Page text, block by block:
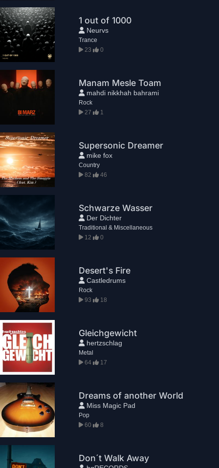
1 out of 1000
Neurvs
Trance
23
0
Manam Mesle Toam
mahdi nikkhah bahrami
Rock
27
1
Supersonic Dreamer
mike fox
Country
82
46
Schwarze Wasser
Der Dichter
Traditional & Miscellaneous
12
0
Desert's Fire
Castledrums
Rock
93
18
Gleichgewicht
hertzschlag
Metal
64
17
Dreams of another World
Miss Magic Pad
Pop
60
8
Don´t Walk Away